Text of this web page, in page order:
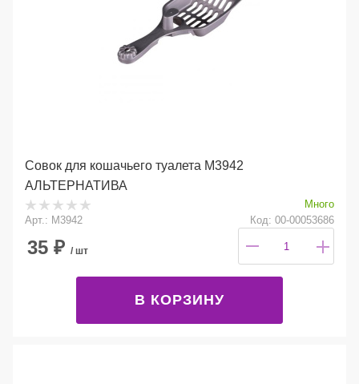
Совок для кошачьего туалета М3942
АЛЬТЕРНАТИВА
Много
Арт.: М3942
Код: 00-00053686
35 ₽ / шт
В КОРЗИНУ